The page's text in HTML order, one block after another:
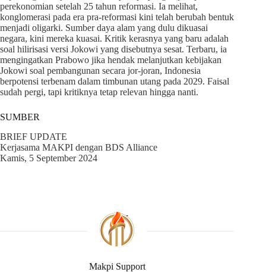
perekonomian setelah 25 tahun reformasi. Ia melihat,
konglomerasi pada era pra-reformasi kini telah berubah bentuk
menjadi oligarki. Sumber daya alam yang dulu dikuasai
negara, kini mereka kuasai. Kritik kerasnya yang baru adalah
soal hilirisasi versi Jokowi yang disebutnya sesat. Terbaru, ia
mengingatkan Prabowo jika hendak melanjutkan kebijakan
Jokowi soal pembangunan secara jor-joran, Indonesia
berpotensi terbenam dalam timbunan utang pada 2029. Faisal
sudah pergi, tapi kritiknya tetap relevan hingga nanti.
SUMBER
BRIEF UPDATE
Kerjasama MAKPI dengan BDS Alliance
Kamis, 5 September 2024
Makpi Support